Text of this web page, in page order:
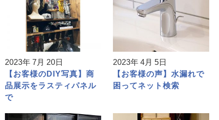
2023年 7月 20日
【お客様のDIY写真】商
品展示をラスティパネル
で
2023年 4月 5日
【お客様の声】水漏れで
困ってネット検索